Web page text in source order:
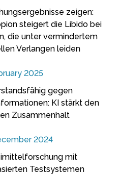
zeigen:
steigert die Libido bei
die unter vermindertem
Verlangen leiden
2025
gegen
KI stärkt den
Zusammenhalt
2024
mit
Testsystemen